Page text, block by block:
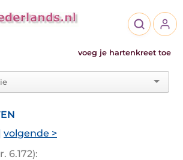
voeg je hartenkreet toe
volgende >
6.172):